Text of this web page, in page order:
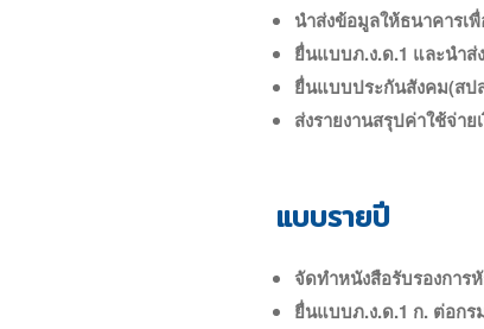
นำส่งข้อมูลให้ธนาคารเ
ยื่นแบบภ.ง.ด.1 และนำส่
ยื่นแบบประกันสังคม(สป
ส่งรายงานสรุปค่าใช้จ่า
แบบรายปี
จัดทำหนังสือรับรองกา
ยื่นแบบภ.ง.ด.1 ก. ต่อกร